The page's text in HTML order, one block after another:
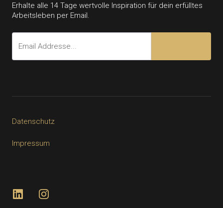
Erhalte alle 14 Tage wertvolle Inspiration für dein erfülltes
Arbeitsleben per Email.
Datenschutz
Impressum
LinkedIn Instagram